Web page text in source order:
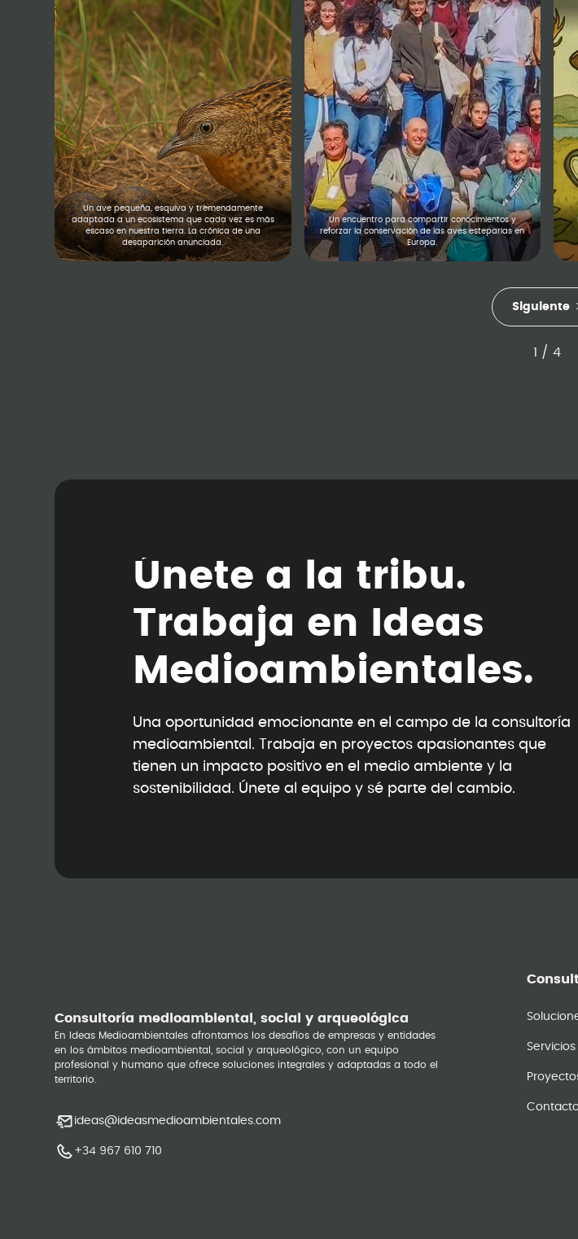
Un ave pequeña, esquiva y tremendamente
adaptada a un ecosistema que cada vez es más
escaso en nuestra tierra. La crónica de una
desaparición anunciada.
Un encuentro para compartir conocimientos y
reforzar la conservación de las aves esteparias en
Europa.
Siguiente
1 / 4
Únete a a tribu.
Trabaja en deas
M edioambienta es.
Una oportunidad emocionante en el campo de la consultoría
medioambiental. Trabaja en proyectos apasionantes que
tienen un impacto positivo en el medio ambiente y la
sostenibilidad. Únete al equipo y sé parte del cambio.
Consultoría medioambiental, social y arqueológica
En Ideas Medioambientales afrontamos los desafíos de empresas y entidades
en los ámbitos medioambiental, social y arqueológico, con un equipo
profesional y humano que ofrece soluciones integrales y adaptadas a todo el
territorio.
ideas@ideasmedioambientales.com
+34 967 610 710
Servicios